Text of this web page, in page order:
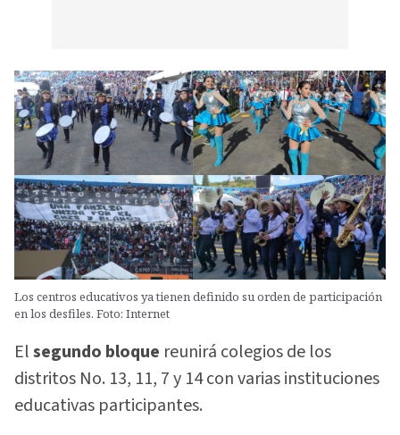
Los centros educativos ya tienen definido su orden de participación
en los desfiles. Foto: Internet
Elsegundo bloque reunirá colegios de los
distritos No. 13, 11, 7 y 14 con varias instituciones
educativas participantes.